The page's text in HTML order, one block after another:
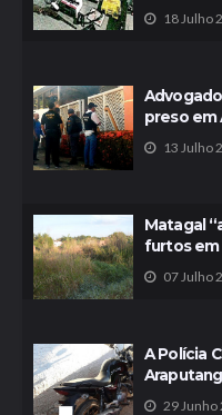
18 Julho
preso em
13 Julho
Matagal
furtos em
07 Julho
A Polícia
29 Junho